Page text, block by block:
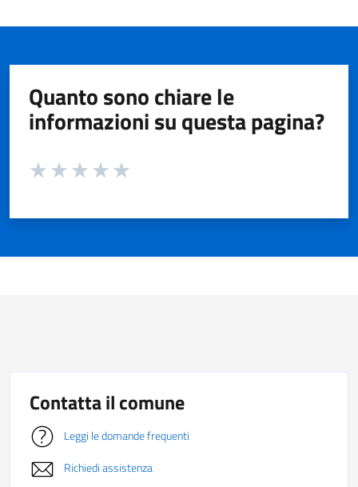
Quanto sono chiare le
informazioni su questa pagina?
Valuta da 1 a 5 stelle la pagina
Contatta il comune
Leggi le domande frequenti
Richiedi assistenza